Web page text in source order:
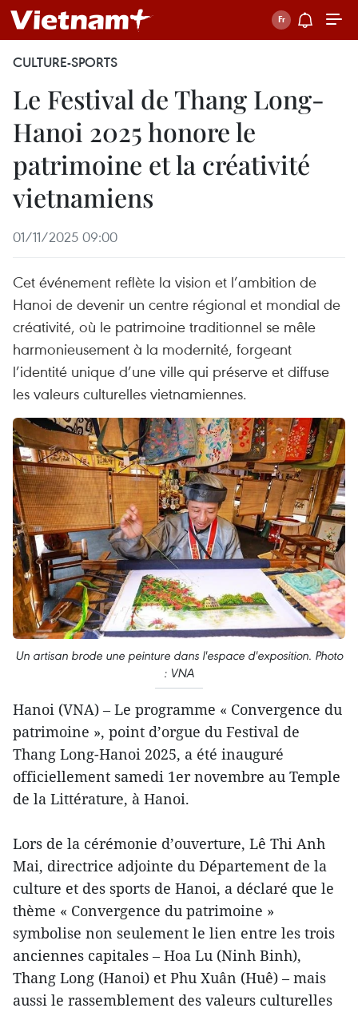
CULTURE-SPORTS
Le Festival de Thang Long-
Hanoi 2025 honore le
patrimoine et la créativité
vietnamiens
01/11/2025 09:00
Cet événement reflète la vision et l’ambition de
Hanoi de devenir un centre régional et mondial de
créativité, où le patrimoine traditionnel se mêle
harmonieusement à la modernité, forgeant
l’identité unique d’une ville qui préserve et diffuse
les valeurs culturelles vietnamiennes.
Un artisan brode une peinture dans l'espace d'exposition. Photo
: VNA
Hanoi (VNA) – Le programme « Convergence du
patrimoine », point d’orgue du Festival de
Thang Long-Hanoi 2025, a été inauguré
officiellement samedi 1er novembre au Temple
de la Littérature, à Hanoi.
Lors de la cérémonie d’ouverture, Lê Thi Anh
Mai, directrice adjointe du Département de la
culture et des sports de Hanoi, a déclaré que le
thème « Convergence du patrimoine »
symbolise non seulement le lien entre les trois
anciennes capitales – Hoa Lu (Ninh Binh),
Thang Long (Hanoi) et Phu Xuân (Huê) – mais
aussi le rassemblement des valeurs culturelles